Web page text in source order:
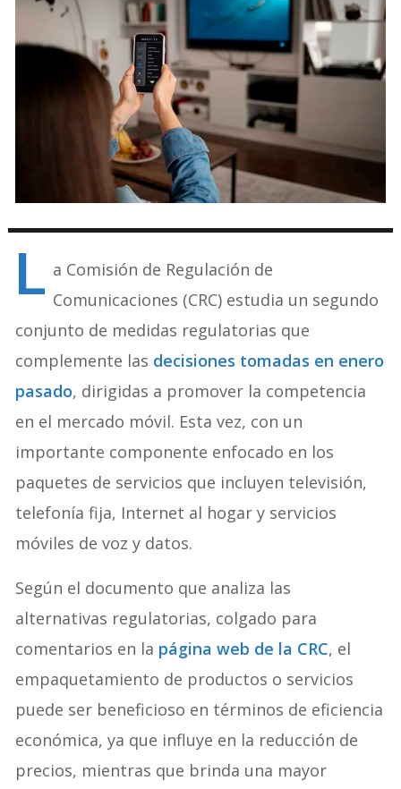
L a Comisión de Regulación de
Comunicaciones (CRC) estudia un segundo
conjunto de medidas regulatorias que
complemente las decisiones tomadas en enero
pasado, dirigidas a promover la competencia
en el mercado móvil. Esta vez, con un
importante componente enfocado en los
paquetes de servicios que incluyen televisión,
telefonía fija, Internet al hogar y servicios
móviles de voz y datos.
Según el documento que analiza las
alternativas regulatorias, colgado para
comentarios en la página web de la CRC, el
empaquetamiento de productos o servicios
puede ser beneficioso en términos de eficiencia
económica, ya que influye en la reducción de
precios, mientras que brinda una mayor